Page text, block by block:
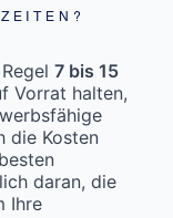
7 bis 15
Vorrat halten,
die Kosten
daran, die
Ihre